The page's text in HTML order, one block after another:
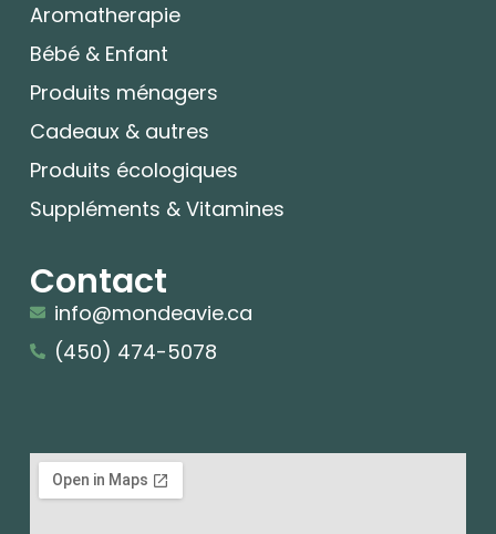
Aromatherapie
Bébé & Enfant
Produits ménagers
Cadeaux & autres
Produits écologiques
Suppléments & Vitamines
Contact
info@mondeavie.ca
(450) 474-5078